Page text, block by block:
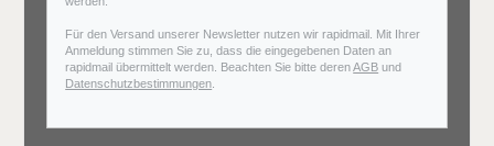
Für den Versand unserer Newsletter nutzen wir rapidmail. Mit Ihrer
Anmeldung stimmen Sie zu, dass die eingegebenen Daten an
rapidmail übermittelt werden. Beachten Sie bitte derenAGB und
Datenschutzbestimmungen